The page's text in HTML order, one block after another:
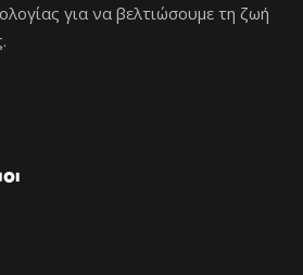
για να βελτιώσουμε τη ζωή